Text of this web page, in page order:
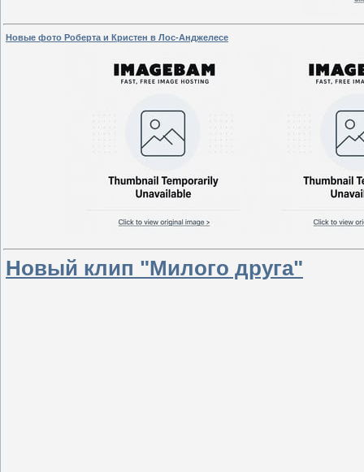
Новые фото Роберта и Кристен в Лос-Анджелесе
Новый клип "Милого друга"